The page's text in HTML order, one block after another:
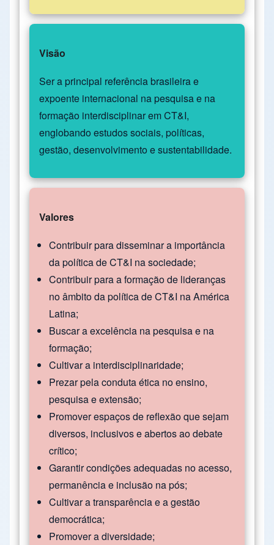
Visão
Ser a principal referência brasileira e
expoente internacional na pesquisa e na
formação interdisciplinar em CT&I,
englobando estudos sociais, políticas,
gestão, desenvolvimento e sustentabilidade.
Valores
Contribuir para disseminar a importância
da política de CT&I na sociedade;
Contribuir para a formação de lideranças
no âmbito da política de CT&I na América
Latina;
Buscar a excelência na pesquisa e na
formação;
Cultivar a interdisciplinaridade;
Prezar pela conduta ética no ensino,
pesquisa e extensão;
Promover espaços de reflexão que sejam
diversos, inclusivos e abertos ao debate
crítico;
Garantir condições adequadas no acesso,
permanência e inclusão na pós;
Cultivar a transparência e a gestão
democrática;
Promover a diversidade;